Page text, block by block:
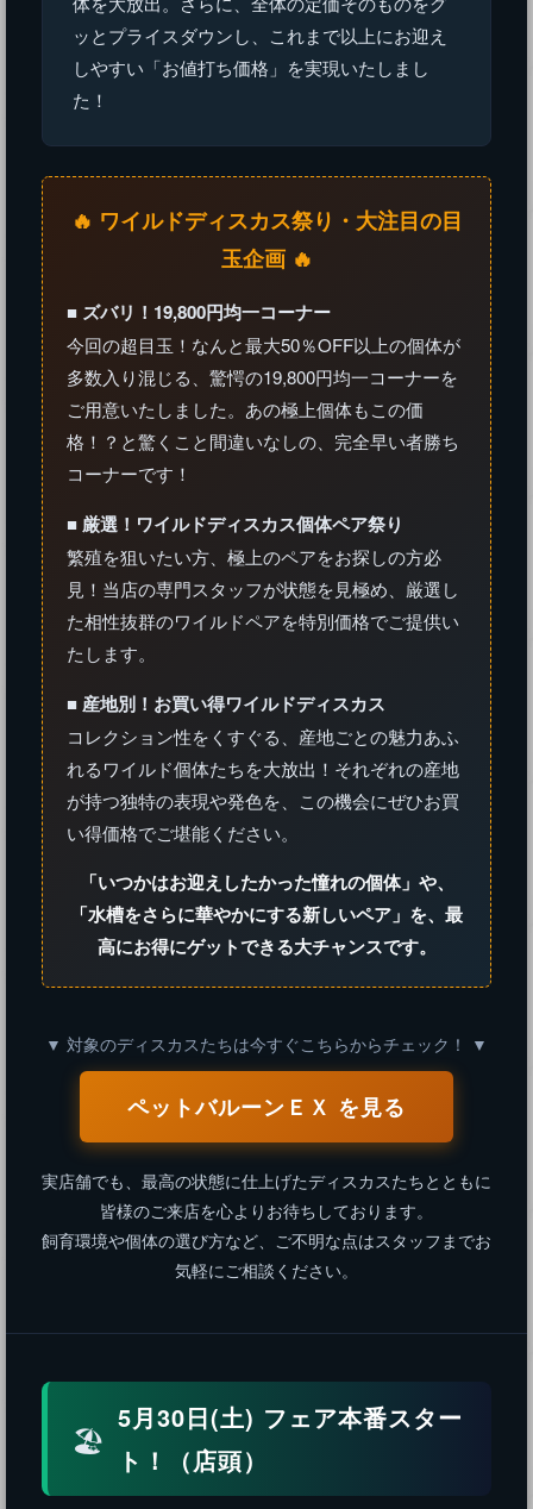
ッとプライスダウンし、これまで以上にお迎え
しやすい「お値打ち価格」を実現いたしまし
た！
🔥 ワイルドディスカス祭り・大注目の目
玉企画 🔥
■ ズバリ！19,800円均一コーナー
今回の超目玉！なんと最大50％OFF以上の個体が
多数入り混じる、驚愕の19,800円均一コーナーを
ご用意いたしました。あの極上個体もこの価
格！？と驚くこと間違いなしの、完全早い者勝ち
コーナーです！
■ 厳選！ワイルドディスカス個体ペア祭り
繁殖を狙いたい方、極上のペアをお探しの方必
見！当店の専門スタッフが状態を見極め、厳選し
た相性抜群のワイルドペアを特別価格でご提供い
たします。
■ 産地別！お買い得ワイルドディスカス
コレクション性をくすぐる、産地ごとの魅力あふ
れるワイルド個体たちを大放出！それぞれの産地
が持つ独特の表現や発色を、この機会にぜひお買
い得価格でご堪能ください。
「いつかはお迎えしたかった憧れの個体」や、
「水槽をさらに華やかにする新しいペア」を、最
高にお得にゲットできる大チャンスです。
▼ 対象のディスカスたちは今すぐこちらからチェック！ ▼
ペットバルーンＥＸ を見る
実店舗でも、最高の状態に仕上げたディスカスたちとともに
皆様のご来店を心よりお待ちしております。
飼育環境や個体の選び方など、ご不明な点はスタッフまでお
気軽にご相談ください。
🏖️
5月30日(土) フェア本番スター
ト！
（店頭）